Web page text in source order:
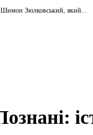
Шимон Зюлковський, який...